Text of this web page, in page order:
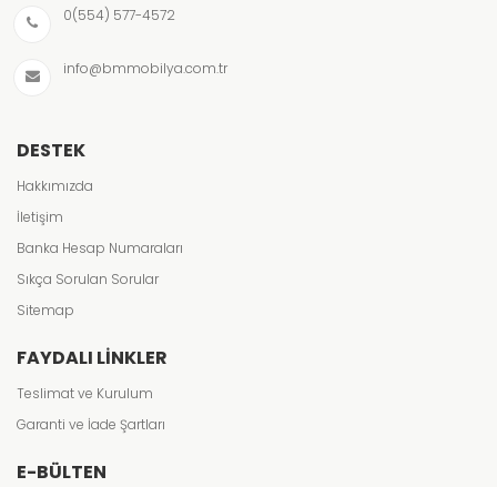
0(554) 577-4572
info@bmmobilya.com.tr
DESTEK
Hakkımızda
İletişim
Banka Hesap Numaraları
Sıkça Sorulan Sorular
Sitemap
FAYDALI LINKLER
Teslimat ve Kurulum
Garanti ve İade Şartları
E-BÜLTEN